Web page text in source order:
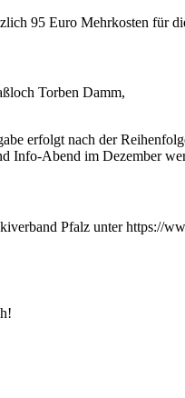
95 Euro Mehrkosten für
Torben Damm,
erfolgt nach der
Info-Abend im Dezember
Pfalz unter https://